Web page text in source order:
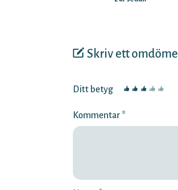
Kommentar *
Skriv ett omdöme
Ditt betyg